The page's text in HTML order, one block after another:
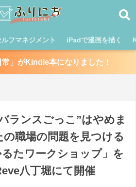
ルフマネジメント iPadで漫画を描く
」がKindle本になりました！
ランスごっこ”はやめま
職場の問題を見つける
るたワークショップ」を
八丁堀にて開催